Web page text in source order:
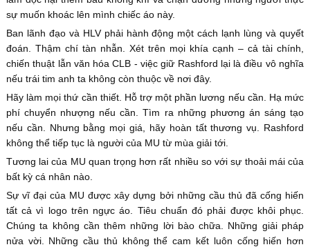
sự muốn khoác lên mình chiếc áo này.
Ban lãnh đạo và HLV phải hành động một cách lạnh lùng và quyết
đoán. Thậm chí tàn nhẫn. Xét trên mọi khía cạnh – cả tài chính,
chiến thuật lẫn văn hóa CLB - việc giữ Rashford lại là điều vô nghĩa
nếu trái tim anh ta không còn thuộc về nơi đây.
Hãy làm mọi thứ cần thiết. Hỗ trợ một phần lương nếu cần. Hạ mức
phí chuyển nhượng nếu cần. Tìm ra những phương án sáng tạo
nếu cần. Nhưng bằng mọi giá, hãy hoàn tất thương vụ. Rashford
không thể tiếp tục là người của MU từ mùa giải tới.
Tương lai của MU quan trọng hơn rất nhiều so với sự thoải mái của
bất kỳ cá nhân nào.
Sự vĩ đại của MU được xây dựng bởi những cầu thủ đã cống hiến
tất cả vì logo trên ngực áo. Tiêu chuẩn đó phải được khôi phục.
Chúng ta không cần thêm những lời bào chữa. Những giải pháp
nửa vời. Những cầu thủ không thể cam kết luôn cống hiến hơn